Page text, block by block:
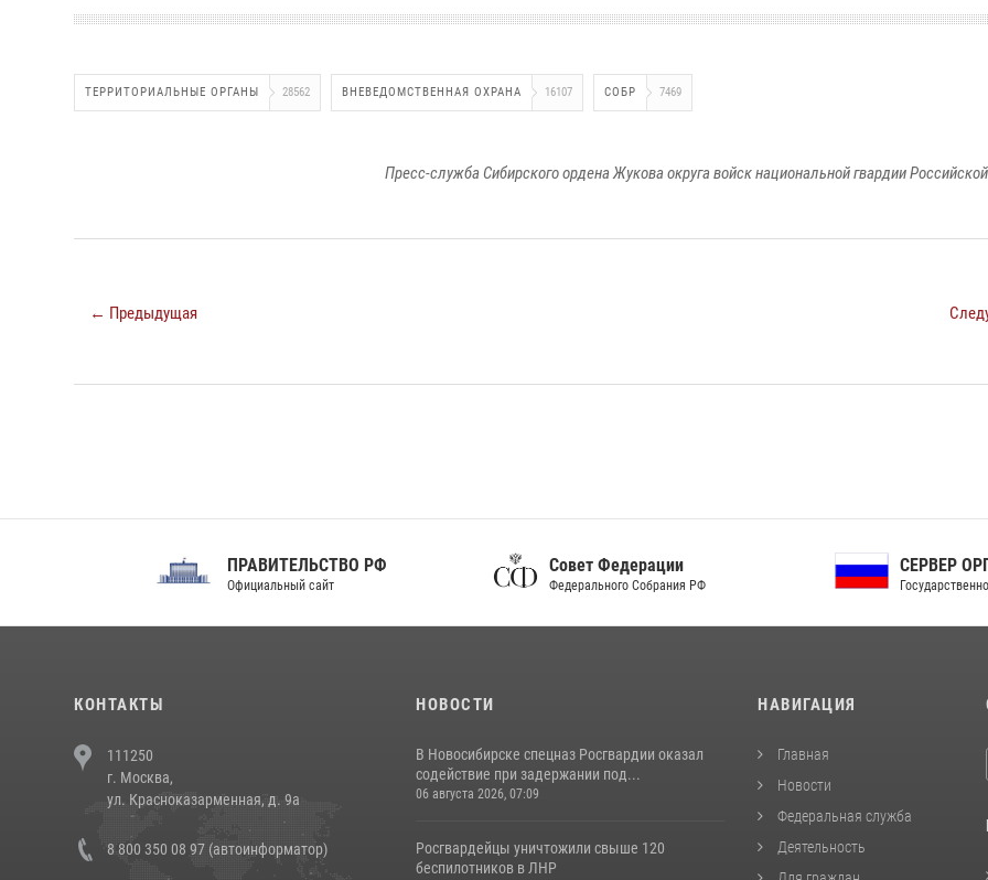
ТЕРРИТОРИАЛЬНЫЕ ОРГАНЫ 28562 ВНЕВЕДОМСТВЕННАЯ ОХРАНА 16107 СОБР 7469
Пресс-служба Сибирского ордена Жукова округа войск национальной гвардии
← Предыдущая
ПРАВИТЕЛЬСТВО РФ
Официальный сайт
Совет Федерации
Федерального Собрания РФ
СЕРВЕР ОРГАНОВ
Государственной власти РФ
КОНТАКТЫ
111250
г. Москва,
ул. Красноказарменная, д. 9а
8 800 350 08 97 (автоинформатор)
НОВОСТИ
В Новосибирске спецназ Росгвардии оказал
содействие при задержании под...
06 августа 2026, 07:09
Росгвардейцы уничтожили свыше 120
беспилотников в ЛНР
НАВИГАЦИЯ
Главная
Новости
Федеральная служба
Деятельность